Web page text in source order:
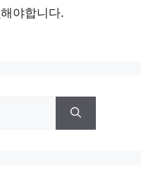
해야합니다.